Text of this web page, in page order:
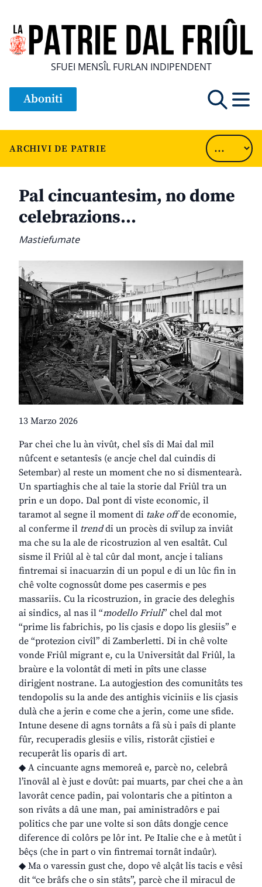
SFUEI MENSÎL FURLAN INDIPENDENT
Aboniti
ARCHIVI DE PATRIE
Pal cincuantesim, no dome
celebrazions…
Mastiefumate
13 Marzo 2026
Par chei che lu àn vivût, chel sîs di Mai dal mil
nûfcent e setantesîs (e ancje chel dal cuindis di
Setembar) al reste un moment che no si dismentearà.
Un spartiaghis che al taie la storie dal Friûl tra un
prin e un dopo. Dal pont di viste economic, il
taramot al segne il moment di take offde economie,
al conferme il trenddi un procès di svilup za inviât
ma che su la ale de ricostruzion al ven esaltât. Cul
sisme il Friûl al è tal cûr dal mont, ancje i talians
fintremai si inacuarzin di un popul e di un lûc fin in
chê volte cognossût dome pes casermis e pes
massariis. Cu la ricostruzion, in gracie des deleghis
ai sindics, al nas il “modello Friuli” chel dal mot
“prime lis fabrichis, po lis cjasis e dopo lis glesiis” e
de “protezion civîl” di Zamberletti. Di in chê volte
vonde Friûl migrant e, cu la Universitât dal Friûl, la
braùre e la volontât di meti in pîts une classe
dirigjent nostrane. La autogjestion des comunitâts tes
tendopolis su la ande des antighis viciniis e lis cjasis
dulà che a jerin e come che a jerin, come une sfide.
Intune desene di agns tornâts a fâ sù i paîs di plante
fûr, recuperadis glesiis e vilis, ristorât cjistiei e
recuperât lis oparis di art.
◆ A cincuante agns memoreâ e, parcè no, celebrâ
l’inovâl al è just e dovût: pai muarts, par chei che a àn
lavorât cence padin, pai volontaris che a pitinton a
son rivâts a dâ une man, pai aministradôrs e pai
politics che par une volte si son dâts dongje cence
diference di colôrs pe lôr int. Pe Italie che e à metût i
bêçs (che in part o vin fintremai tornât indaûr).
◆ Ma o varessin gust che, dopo vê alçât lis tacis e vêsi
dit “ce brâfs che o sin stâts”, parcè che il miracul de